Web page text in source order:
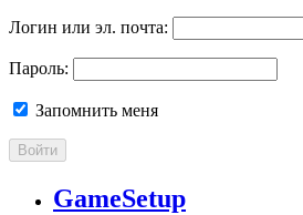
Логин или эл. почта:
Пароль:
Запомнить меня
Войти
GameSetup